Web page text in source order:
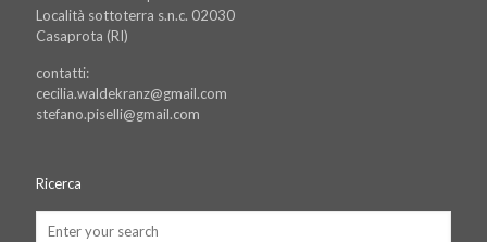
Località sottoterra s.n.c. 02030
Casaprota (RI)
contatti:
cecilia.waldekranz@gmail.com
stefano.piselli@gmail.com
Ricerca